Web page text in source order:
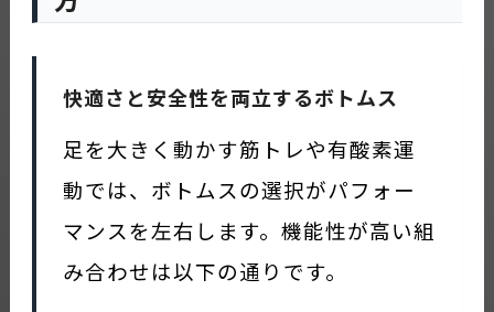
快適さと安全性を両立するボトムス
足を大きく動かす筋トレや有酸素運
動では、ボトムスの選択がパフォー
マンスを左右します。機能性が高い組
み合わせは以下の通りです。